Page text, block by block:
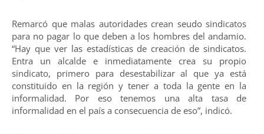
Remarcó que malas autoridades crean seudo sindicatos
para no pagar lo que deben a los hombres del andamio.
“Hay que ver las estadísticas de creación de sindicatos.
Entra un alcalde e inmediatamente crea su propio
sindicato, primero para desestabilizar al que ya está
constituido en la región y tener a toda la gente en la
informalidad. Por eso tenemos una alta tasa de
informalidad en el país a consecuencia de eso”, indicó.